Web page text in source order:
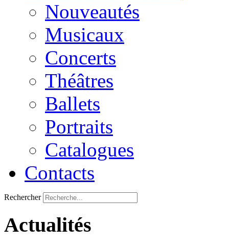
Nouveautés
Musicaux
Concerts
Théâtres
Ballets
Portraits
Catalogues
Contacts
Rechercher
Actualités